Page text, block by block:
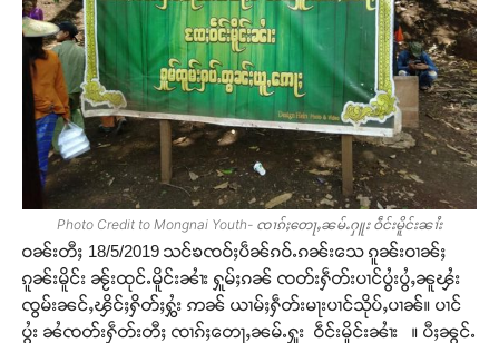
Photo Credit to Mongnai Youth- ၸၢၵ်ႈတေႃႇၼမ်ႉႁူး ဝဵင်းမိူင်းၼၢႆး
ဝၼ်းတီႈ 18/5/2019 သင်ၶၸဝ်ႈပဵၼ်ၵဝ်ႉၵၼ်းသေ ၵူၼ်းဝၢၼ်ႈ
ၵူၼ်းမိူင်း ၼႂ်းထုင်ႉမိူင်းၼၢႆး ႁူမ်ႈၵၼ် ၸတ်းႁဵတ်းပၢင်ပွႆးပွႆႇၼူၾႆး
ၸွမ်းၼင်ႇၾိင်ႈႁိတ်ႈႁွႆး ဢၼ် ယၢမ်ႈႁဵတ်းမႃးပၢင်သိုပ်ႇပၢၼ်။ ပၢင်
ပွႆး ၼႆၸတ်းႁဵတ်းတီႈ ၸၢၵ်ႈတေႃႇၼမ်ႉႁူး ဝဵင်းမိူင်းၼၢႆး ။ ပီႈၼွင်ႉ